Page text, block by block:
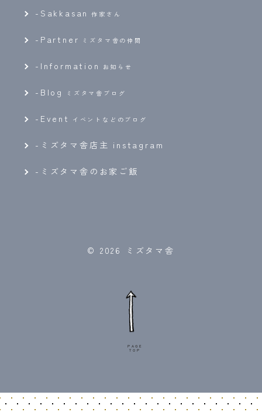
- Sakkasan 作家さん
- Partner ミズタマ舎の仲間
- Information お知らせ
- Blog ミズタマ舎ブログ
- Event イベントなどのブログ
-ミズタマ舎店主 instagram
-ミズタマ舎のお家ご飯
© 2026 ミズタマ舎
PAGE
TOP